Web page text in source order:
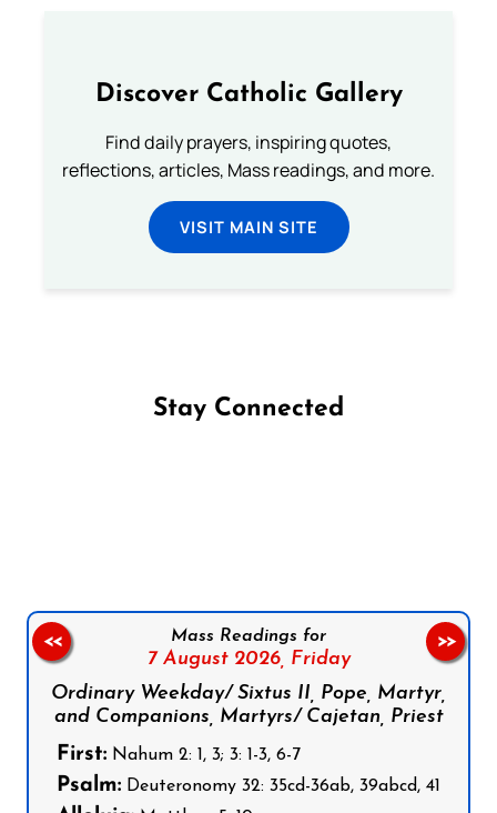
Discover Catholic Gallery
Find daily prayers, inspiring quotes,
reflections, articles, Mass readings, and more.
VISIT MAIN SITE
Stay Connected
Mass Readings for
7 August 2026, Friday
Ordinary Weekday/ Sixtus II, Pope, Martyr,
and Companions, Martyrs/ Cajetan, Priest
First: Nahum 2: 1, 3; 3: 1-3, 6-7
Psalm: Deuteronomy 32: 35cd-36ab, 39abcd, 41
<< >>